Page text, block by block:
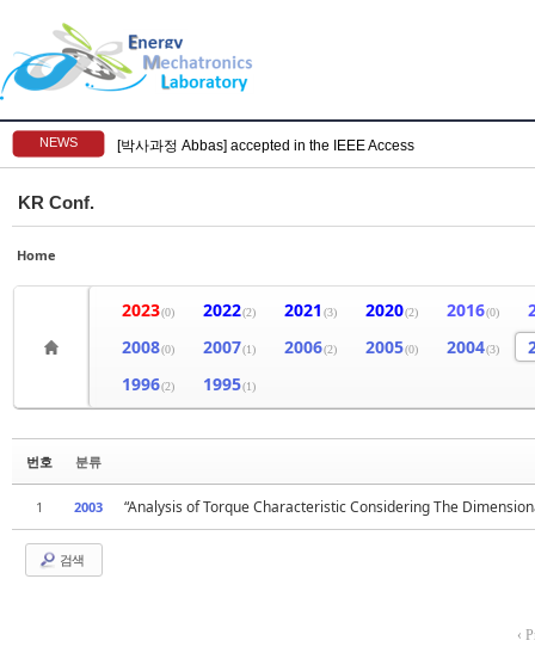
NEWS [박사과정 Abbas] accepted in the IEEE Access
KR Conf.
Home
2023(0) 2022(2) 2021 (3) 2020(2) 2016(0)
2008(0) 2007(1) 2006(2) 2005(0) 2004(3)
1996(2) 1995(1)
번호 분류
1 2003 “Analysis of Torque Characteristic Considering The
검색
‹